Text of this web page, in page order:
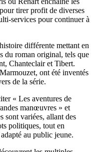
tirer profit de diverses
services pour continuer à
différente mettant en
du roman original, tels que
Chanteclair et Tibert.
ont été inventés
de la série.
« Les aventures de
manœuvres » et
sont variées, allant des
politiques, tout en
au public jeune.